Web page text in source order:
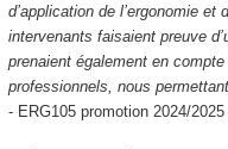
d’application de l’ergonomie et
intervenants faisaient preuve
prenaient également en
professionnels, nous
- ERG105 promotion 2024/2025